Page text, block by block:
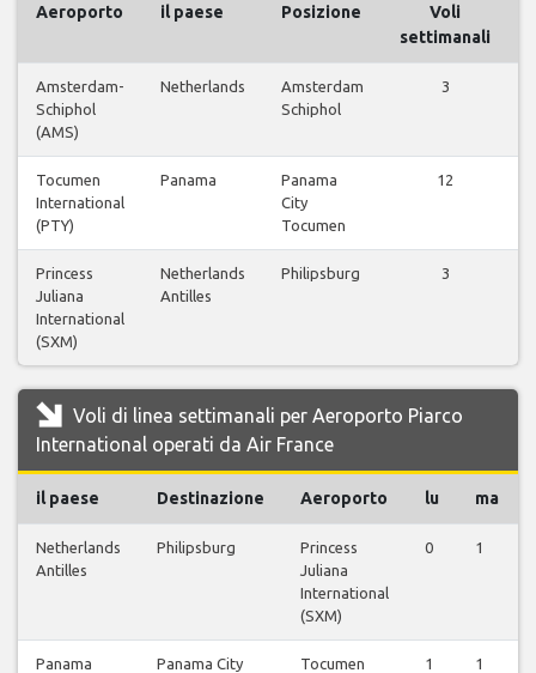
Aeroporto il paese Posizione
Voli
settimanali
Amsterdam-
Schiphol
(AMS)
Netherlands
Amsterdam
Schiphol
3
Tocumen
International
(PTY)
Panama
Panama
City
Tocumen
12
Princess
Juliana
International
(SXM)
Netherlands
Antilles
Philipsburg 3
Voli di linea settimanali per Aeroporto Piarco
International operati da Air France
il paese Destinazione Aeroporto lu ma
Netherlands
Antilles
Philipsburg
Princess
Juliana
International
(SXM)
0 1
Panama
Panama City
Tocumen
1 1